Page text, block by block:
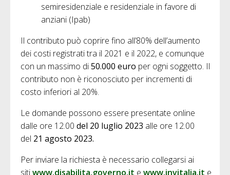
semiresidenziale e residenziale in favore di
anziani (Ipab)
Il contributo può coprire fino all’80% dell’aumento
dei costi registrati tra il 2021 e il 2022, e comunque
con un massimo di50.000 euro per ogni soggetto. Il
contributo non è riconosciuto per incrementi di
costo inferiori al 20%.
Le domande possono essere presentate online
dalle ore 12.00 del 20 luglio 2023 alle ore 12.00
del 21 agosto 2023.
Per inviare la richiesta è necessario collegarsi ai
sitiwww.disabilita.governo.it e www.invitalia.it e